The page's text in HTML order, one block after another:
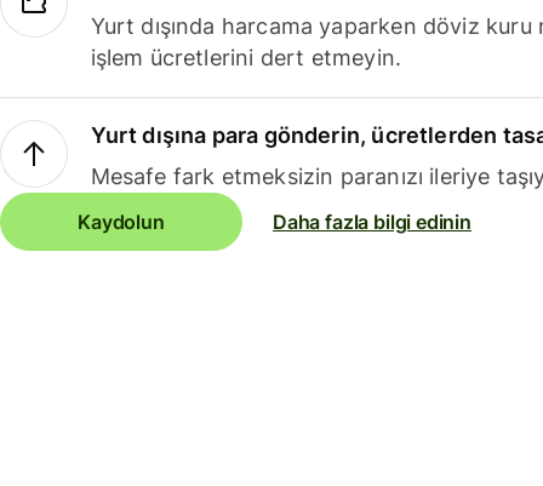
Yurt dışında harcama yaparken döviz kuru
işlem ücretlerini dert etmeyin.
Yurt dışına para gönderin, ücretlerden
Mesafe fark etmeksizin paranızı ileriye
Kaydolun Daha fazla bilgi edinin